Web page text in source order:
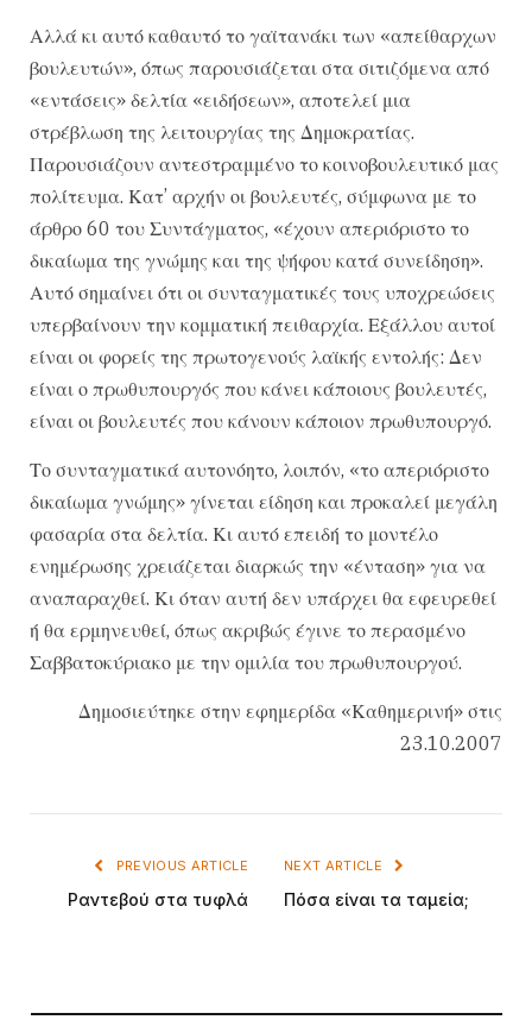
Αλλά κι αυτό καθαυτό το γαϊτανάκι των «απείθαρχων
βουλευτών», όπως παρουσιάζεται στα σιτιζόμενα από
«εντάσεις» δελτία «ειδήσεων», αποτελεί μια
στρέβλωση της λειτουργίας της Δημοκρατίας.
Παρουσιάζουν αντεστραμμένο το κοινοβουλευτικό μας
πολίτευμα. Κατ’ αρχήν οι βουλευτές, σύμφωνα με το
άρθρο 60 του Συντάγματος, «έχουν απεριόριστο το
δικαίωμα της γνώμης και της ψήφου κατά συνείδηση».
Αυτό σημαίνει ότι οι συνταγματικές τους υποχρεώσεις
υπερβαίνουν την κομματική πειθαρχία. Εξάλλου αυτοί
είναι οι φορείς της πρωτογενούς λαϊκής εντολής: Δεν
είναι ο πρωθυπουργός που κάνει κάποιους βουλευτές,
είναι οι βουλευτές που κάνουν κάποιον πρωθυπουργό.
Το συνταγματικά αυτονόητο, λοιπόν, «το απεριόριστο
δικαίωμα γνώμης» γίνεται είδηση και προκαλεί μεγάλη
φασαρία στα δελτία. Κι αυτό επειδή το μοντέλο
ενημέρωσης χρειάζεται διαρκώς την «ένταση» για να
αναπαραχθεί. Κι όταν αυτή δεν υπάρχει θα εφευρεθεί
ή θα ερμηνευθεί, όπως ακριβώς έγινε το περασμένο
Σαββατοκύριακο με την ομιλία του πρωθυπουργού.
Δημοσιεύτηκε στην εφημερίδα «Καθημερινή» στις
23.10.2007
PREVIOUS ARTICLE
Ραντεβού στα τυφλά
NEXT ARTICLE
Πόσα είναι τα ταμεία;